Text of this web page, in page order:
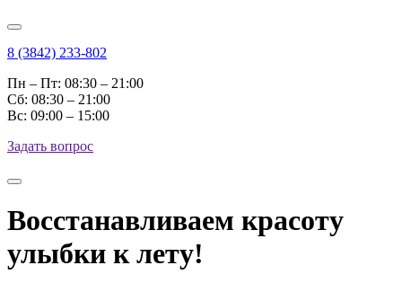
8 (3842) 233-802
Пн – Пт: 08:30 – 21:00
Cб: 08:30 – 21:00
Вс: 09:00 – 15:00
Задать вопрос
Восстанавливаем красоту
улыбки к лету!